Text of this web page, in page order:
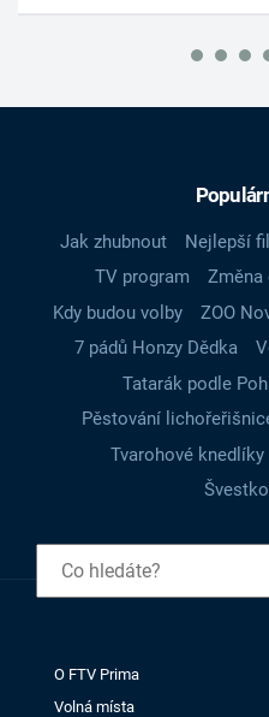
Jak zhubnout Nejlepší
TV program
Změna
Kdy budou volby
ZOO
7 pádů Honzy Dědka
Tatarák podle
Pěstování
Tvarohové knedlíky
O FTV Prima
Volná místa